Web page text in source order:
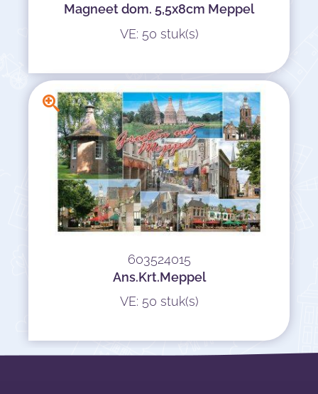
Magneet dom. 5,5x8cm Meppel
VE: 50 stuk(s)
603524015
Ans.Krt.Meppel
VE: 50 stuk(s)